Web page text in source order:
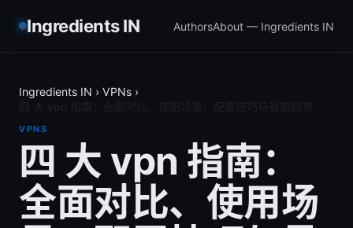
Ingredients IN AuthorsAbout — Ingredients IN
Ingredients IN › VPNs ›
VPNS
四 大 vpn 指南：
全面对比、使用场